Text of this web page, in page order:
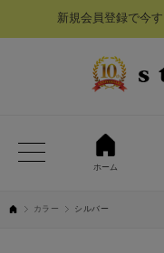
新規会員登録で今
ホーム
カラー シルバー